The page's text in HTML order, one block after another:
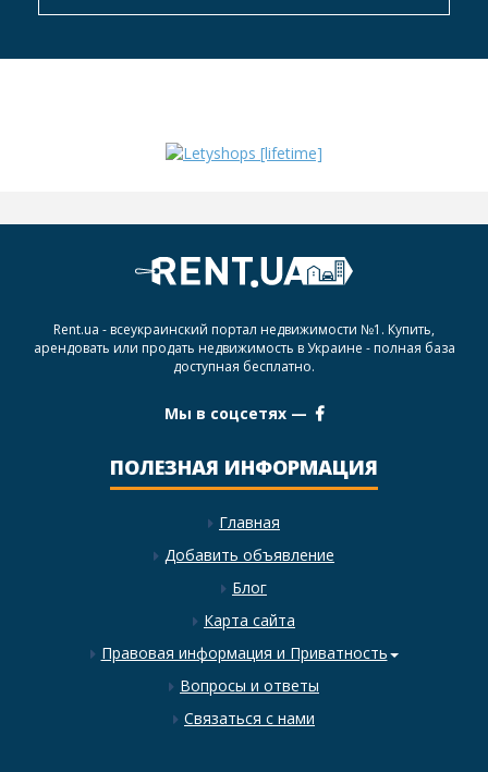
Rent.ua - всеукраинский портал недвижимости №1. Купить,
арендовать или продать недвижимость в Украине - полная база
доступная бесплатно.
Мы в соцсетях —
ПОЛЕЗНАЯ ИНФОРМАЦИЯ
Главная
Добавить объявление
Блог
Карта сайта
Правовая информация и Приватность
Вопросы и ответы
Связаться с нами